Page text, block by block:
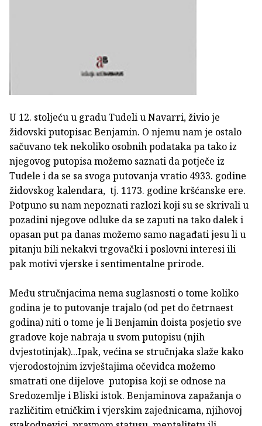
U 12. stoljeću u gradu Tudeli u Navarri, živio je
židovski putopisac Benjamin. O njemu nam je ostalo
sačuvano tek nekoliko osobnih podataka pa tako iz
njegovog putopisa možemo saznati da potječe iz
Tudele i da se sa svoga putovanja vratio 4933. godine
židovskog kalendara, tj. 1173. godine kršćanske ere.
Potpuno su nam nepoznati razlozi koji su se skrivali u
pozadini njegove odluke da se zaputi na tako dalek i
opasan put pa danas možemo samo nagađati jesu li u
pitanju bili nekakvi trgovački i poslovni interesi ili
pak motivi vjerske i sentimentalne prirode.
Među stručnjacima nema suglasnosti o tome koliko
godina je to putovanje trajalo (od pet do četrnaest
godina) niti o tome je li Benjamin doista posjetio sve
gradove koje nabraja u svom putopisu (njih
dvjestotinjak)...Ipak, većina se stručnjaka slaže kako
vjerodostojnim izvještajima očevidca možemo
smatrati one dijelove putopisa koji se odnose na
Sredozemlje i Bliski istok. Benjaminova zapažanja o
različitim etničkim i vjerskim zajednicama, njihovoj